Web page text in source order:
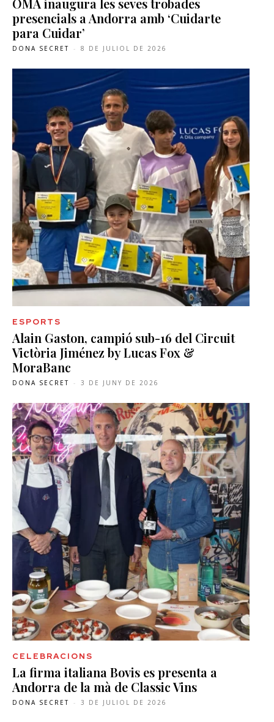
OMA inaugura les seves trobades
presencials a Andorra amb ‘Cuidarte
para Cuidar’
DONA SECRET - 8 DE JULIOL DE 2026
ESPORTS
Alain Gaston, campió sub-16 del Circuit
Victòria Jiménez by Lucas Fox &
MoraBanc
DONA SECRET - 3 DE JUNY DE 2026
CELEBRACIONS
La firma italiana Bovis es presenta a
Andorra de la mà de Classic Vins
DONA SECRET - 3 DE JULIOL DE 2026